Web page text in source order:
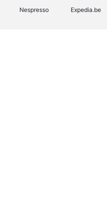
Nespresso Expedia.be